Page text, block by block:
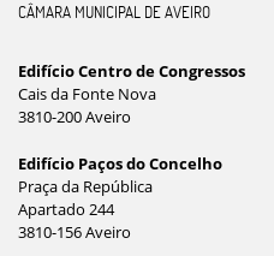
CÂMARA MUNICIPAL DE AVEIRO
Edifício Centro de Congressos
Cais da Fonte Nova
3810-200 Aveiro
Edifício Paços do Concelho
Praça da República
Apartado 244
3810-156 Aveiro